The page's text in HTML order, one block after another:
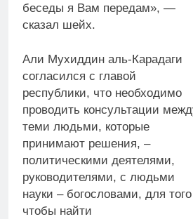
беседы я Вам передам», —
сказал шейх.
Али Мухиддин аль-Карадаги
согласился с главой
республики, что необходимо
проводить консультации
теми людьми, которые
принимают решения, –
политическими деятелями,
руководителями, с людьми
науки – богословами, для того
чтобы найти